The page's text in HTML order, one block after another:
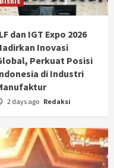
dan IGT Expo 2026
Inovasi
Perkuat Posisi
di Industri
2 days ago Redaksi